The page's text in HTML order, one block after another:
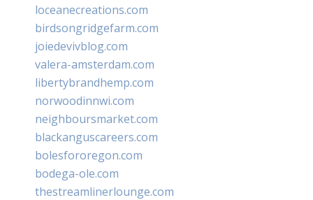
loceanecreations.com
birdsongridgefarm.com
joiedevivblog.com
valera-amsterdam.com
libertybrandhemp.com
norwoodinnwi.com
neighboursmarket.com
blackanguscareers.com
bolesfororegon.com
bodega-ole.com
thestreamlinerlounge.com